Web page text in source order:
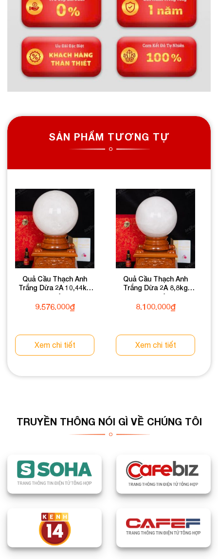
SẢN PHẨM TƯƠNG TỰ
Quả Cầu Thạch Anh
Trắng Dừa 2A 10,44kg
011-0882A-10,44
9.576.000₫
Xem chi tiết
Quả Cầu Thạch Anh
Trắng Dừa 2A 8,8kg
011-0882A-8,8
8.100.000₫
Xem chi tiết
TRUYỀN THÔNG NÓI GÌ VỀ CHÚNG TÔI